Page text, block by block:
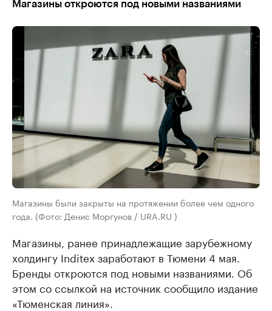
Магазины откроются под новыми названиями
Магазины были закрыты на протяжении более чем одного
года. (Фото: Денис Моргунов / URA.RU )
Магазины, ранее принадлежащие зарубежному
холдингу Inditex заработают в Тюмени 4 мая.
Бренды откроются под новыми названиями. Об
этом со ссылкой на источник сообщило издание
«Тюменская линия».